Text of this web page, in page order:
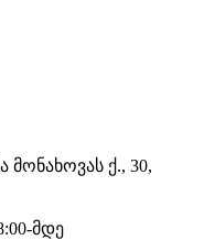
ქ., 30,
მდე